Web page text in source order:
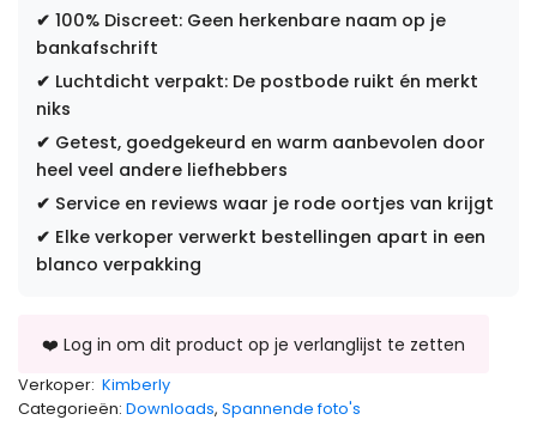
✔ 100% Discreet: Geen herkenbare naam op je
bankafschrift
✔ Luchtdicht verpakt: De postbode ruikt én merkt
niks
✔ Getest, goedgekeurd en warm aanbevolen door
heel veel andere liefhebbers
✔ Service en reviews waar je rode oortjes van krijgt
✔ Elke verkoper verwerkt bestellingen apart in een
blanco verpakking
Verkoper: Kimberly
Categorieën: Downloads, Spannende foto's